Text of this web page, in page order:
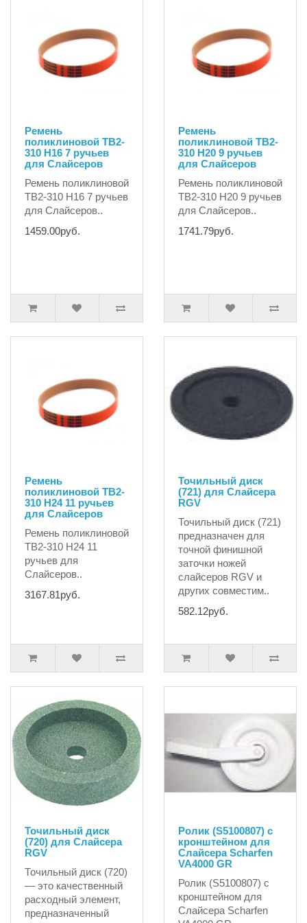
Ремень
поликлиновой TB2-
310 H16 7 ручьев
для Слайсеров
Ремень поликлиновой
TB2-310 H16 7 ручьев
для Слайсеров..
1459.00руб.
Ремень
поликлиновой TB2-
310 H20 9 ручьев
для Слайсеров
Ремень поликлиновой
TB2-310 H20 9 ручьев
для Слайсеров..
1741.79руб.
Ремень
поликлиновой TB2-
310 H24 11 ручьев
для Слайсеров
Ремень поликлиновой
TB2-310 H24 11
ручьев для
Слайсеров..
3167.81руб.
Точильный диск
(721) для Слайсера
RGV
Точильный диск (721)
предназначен для
точной финишной
заточки ножей
слайсеров RGV и
других совместим..
582.12руб.
Точильный диск
(720) для Слайсера
RGV
Точильный диск (720)
— это качественный
расходный элемент,
предназначенный
Ролик (S5100807) с
кронштейном для
Слайсера Scharfen
VA4000 GR
Ролик (S5100807) с
кронштейном для
Слайсера Scharfen